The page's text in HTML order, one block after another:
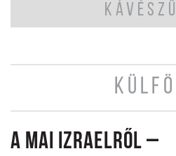
A MAI IZRAELRŐL –